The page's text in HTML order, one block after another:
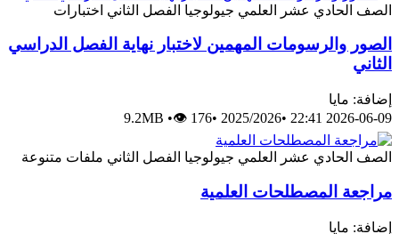
الصف الحادي عشر العلمي جيولوجيا الفصل الثاني اختبارات
الصور والرسومات المهمين لاختبار نهاية الفصل الدراسي
الثاني
إضافة: مايا
2026-06-09 22:41
•
2025/2026
•
9.2MB •👁 176
الصف الحادي عشر العلمي جيولوجيا الفصل الثاني ملفات متنوعة
مراجعة المصطلحات العلمية
إضافة: مايا